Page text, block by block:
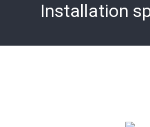
Installation